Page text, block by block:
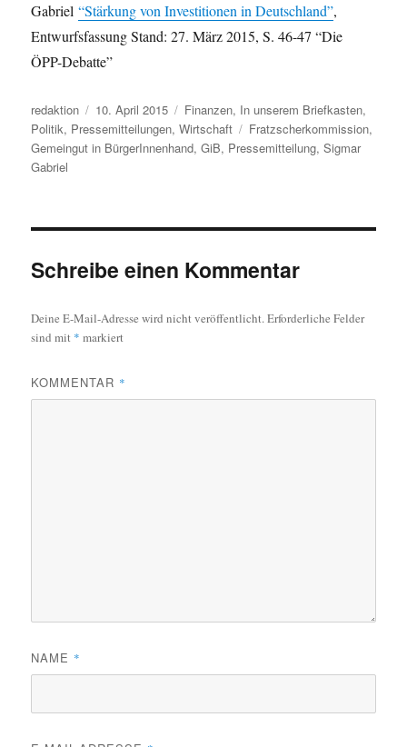
Gabriel“Stärkung von Investitionen in Deutschland”,
Entwurfsfassung Stand: 27. März 2015, S. 46-47 “Die
ÖPP-Debatte”
Autor
redaktion
Veröffentlicht
am
10. April 2015 Kategorien
Finanzen, In unserem Briefkasten,
Politik, Pressemitteilungen,Wirtschaft Schlagwörter
Fratzscherkommission,
Gemeingut in BürgerInnenhand,GiB, Pressemitteilung,Sigmar
Gabriel
Schreibe einen Kommentar
Deine E-Mail-Adresse wird nicht veröffentlicht.Erforderliche Felder
sind mit * markiert
KOMMENTAR *
NAME *